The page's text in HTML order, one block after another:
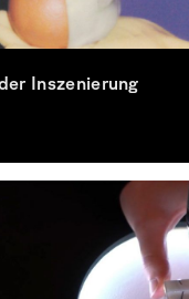
Inszenierung